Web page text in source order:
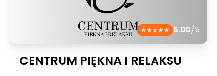
5.00/5
CENTRUM PIĘKNA I RELAKSU